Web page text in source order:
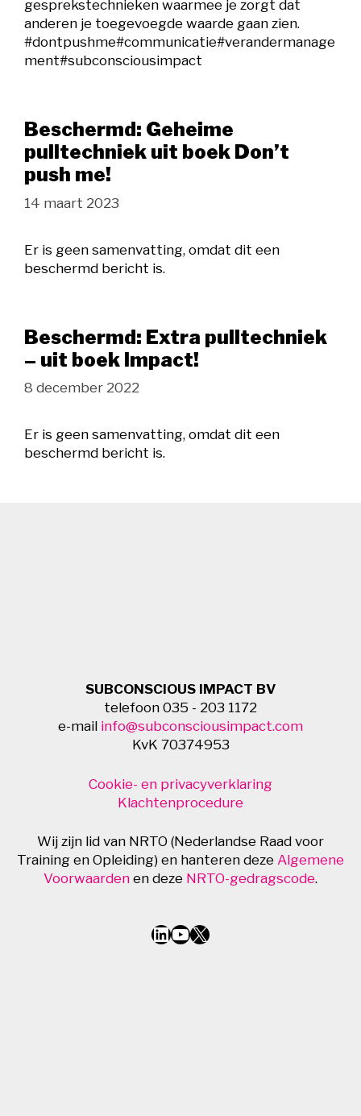
gesprekstechnieken waarmee je zorgt dat
anderen je toegevoegde waarde gaan zien.
#dontpushme#communicatie#verandermanage
ment#subconsciousimpact
Beschermd: Geheime
pulltechniek uit boek Don’t
push me!
14 maart 2023
Er is geen samenvatting, omdat dit een
beschermd bericht is.
Beschermd: Extra pulltechniek
– uit boek Impact!
8 december 2022
Er is geen samenvatting, omdat dit een
beschermd bericht is.
SUBCONSCIOUS IMPACT BV
telefoon 035 - 203 1172
e-mail info@subconsciousimpact.com
KvK 70374953
Cookie- en privacyverklaring
Klachtenprocedure
Wij zijn lid van NRTO (Nederlandse Raad voor
Training en Opleiding) en hanteren deze Algemene
Voorwaarden en deze NRTO-gedragscode.
LinkedIn
YouTube
X